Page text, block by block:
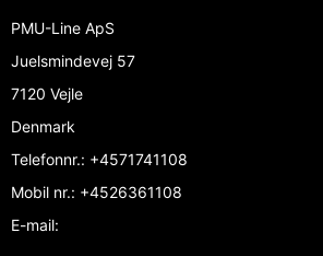
PMU-Line ApS
Juelsmindevej 57
7120 Vejle
Denmark
Telefonnr.: +4571741108
Mobil nr.: +4526361108
E-mail: